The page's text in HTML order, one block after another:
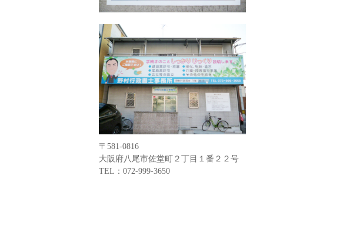
〒581-0816
大阪府八尾市佐堂町２丁目１番２２号
TEL：072-999-3650